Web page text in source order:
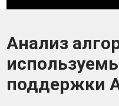
Анализ
поддержки